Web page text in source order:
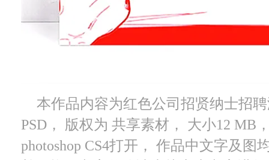
本作品内容为红色公司招贤纳士招
PSD， 版权为 共享素材， 大小12 MB
photoshop CS4打开， 作品中文字及